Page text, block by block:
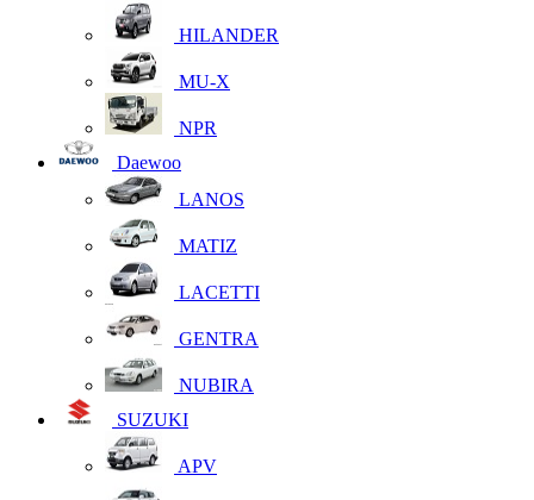
HILANDER
MU-X
NPR
Daewoo
LANOS
MATIZ
LACETTI
GENTRA
NUBIRA
SUZUKI
APV